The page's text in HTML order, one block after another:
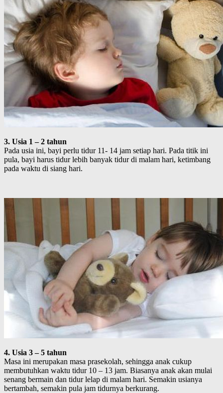
3. Usia 1 – 2 tahun
Pada usia ini, bayi perlu tidur 11- 14 jam setiap hari. Pada titik ini
pula, bayi harus tidur lebih banyak tidur di malam hari, ketimbang
pada waktu di siang hari.
4. Usia 3 – 5 tahun
Masa ini merupakan masa prasekolah, sehingga anak cukup
membutuhkan waktu tidur 10 – 13 jam. Biasanya anak akan mulai
senang bermain dan tidur lelap di malam hari. Semakin usianya
bertambah, semakin pula jam tidurnya berkurang.